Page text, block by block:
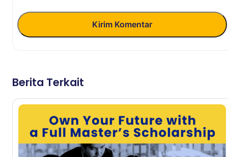
Kirim Komentar
Berita Terkait